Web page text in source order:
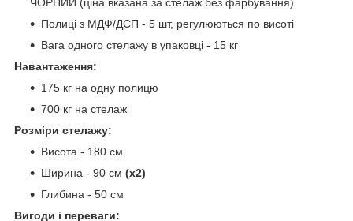
ЧОРНИЙ (ціна вказана за стелаж без фарбування)
Полиці з МДФ/ДСП - 5 шт, регулюються по висоті
Вага одного стелажу в упаковці - 15 кг
Навантаження:
175 кг на одну полицю
700 кг на стелаж
Розміри стелажу:
Висота - 180 см
Ширина - 90 см (х2)
Глибина - 50 см
Вигоди і переваги: